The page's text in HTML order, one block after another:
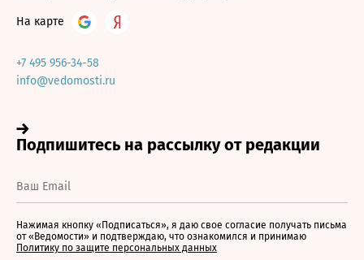
На карте
+7 495 956-34-58
info@vedomosti.ru
Нажимая кнопку «Подписаться», я даю свое согласие получать письма
от «Ведомости» и подтверждаю, что ознакомился и принимаю
Политику по защите персональных данных